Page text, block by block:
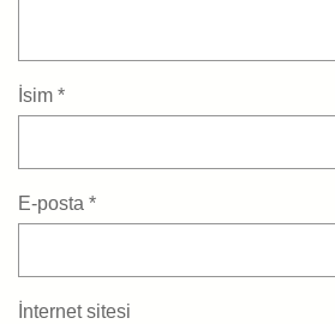
İsim *
E-posta *
İnternet sitesi